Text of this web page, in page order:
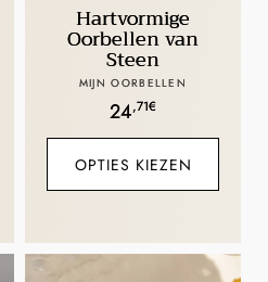
Hartvormige
Oorbellen van
Steen
Verkoper:
MIJN OORBELLEN
Normale
prijs
24,71€
OPTIES KIEZEN